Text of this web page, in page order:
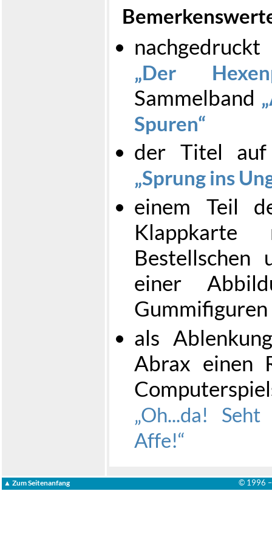
Der
Sammelband
Spuren
der Titel
Sprung ins
einem Teil
Klappkarte
Bestellschen
einer
als
Abrax einen
Oh...da!
Affe!
▲ Zum Seitenanfang © 1996